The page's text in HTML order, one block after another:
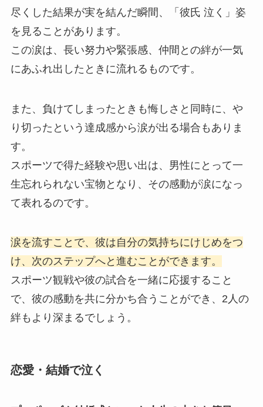
尽くした結果が実を結んだ瞬間、「彼氏 泣く」姿
を見ることがあります。
この涙は、長い努力や緊張感、仲間との絆が一気
にあふれ出したときに流れるものです。
また、負けてしまったときも悔しさと同時に、や
り切ったという達成感から涙が出る場合もありま
す。
スポーツで得た経験や思い出は、男性にとって一
生忘れられない宝物となり、その感動が涙になっ
て表れるのです。
涙を流すことで、彼は自分の気持ちにけじめをつ
け、次のステップへと進むことができます。
スポーツ観戦や彼の試合を一緒に応援すること
で、彼の感動を共に分かち合うことができ、2人の
絆もより深まるでしょう。
恋愛・結婚で泣く